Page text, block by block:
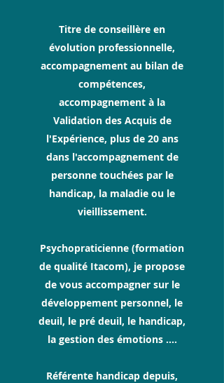
Titre de conseillère en
évolution professionnelle,
accompagnement au bilan de
compétences,
accompagnement à la
Validation des Acquis de
l'Expérience, plus de 20 ans
dans l'accompagnement de
personne touchées par le
handicap, la maladie ou le
vieillissement.
Psychopraticienne (formation
de qualité Itacom), je propose
de vous accompagner sur le
développement personnel, le
deuil, le pré deuil, le handicap,
la gestion des émotions ....
Référente handicap depuis,